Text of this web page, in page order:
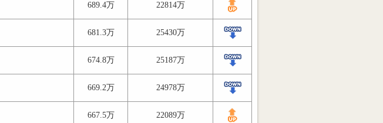
689.4万 22814万
681.3万 25430万
674.8万 25187万
669.2万 24978万
667.5万 22089万